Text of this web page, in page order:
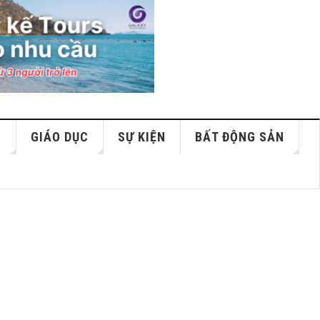
GIÁO DỤC SỰ KIỆN BẤT ĐỘNG SẢN